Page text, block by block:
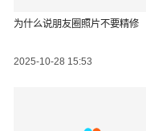
为什么说朋友圈照片不要精修
2025-10-28 15:53